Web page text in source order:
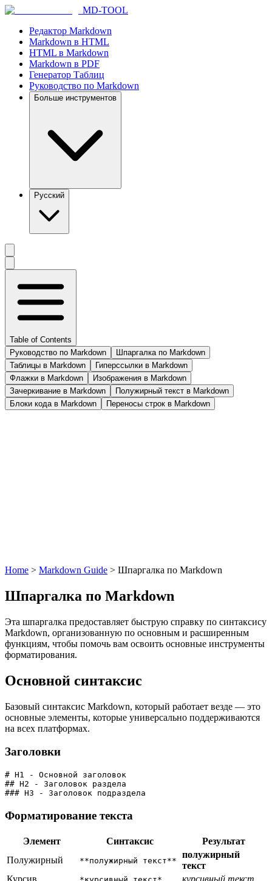
MD-TOOL
Редактор Markdown
Markdown в HTML
HTML в Markdown
Markdown в PDF
Генератор Таблиц
Руководство по Markdown
Больше инструментов
Русский
Table of Contents
Руководство по Markdown
Шпаргалка по Markdown
Таблицы в Markdown
Гиперссылки в Markdown
Флажки в Markdown
Изображения в Markdown
Зачеркивание в Markdown
Полужирный текст в Markdown
Блоки кода в Markdown
Переносы строк в Markdown
Home > Markdown Guide > Шпаргалка по Markdown
Шпаргалка по Markdown
Эта шпаргалка предоставляет быструю справку по синтаксису
Markdown, организованную по основным и расширенным
функциям, чтобы помочь вам освоить основные инструменты
форматирования.
Основной синтаксис
Базовый синтаксис Markdown, который работает везде — это
основные элементы, которые универсально поддерживаются
на всех платформах.
Заголовки
# H1 - Основной заголовок
## H2 - Заголовок раздела
### H3 - Заголовок подраздела
Форматирование текста
Элемент Синтаксис
Результат
Полужирный
**полужирный текст**
полужирный
текст
Курсив
*курсивный текст*
курсивный текст